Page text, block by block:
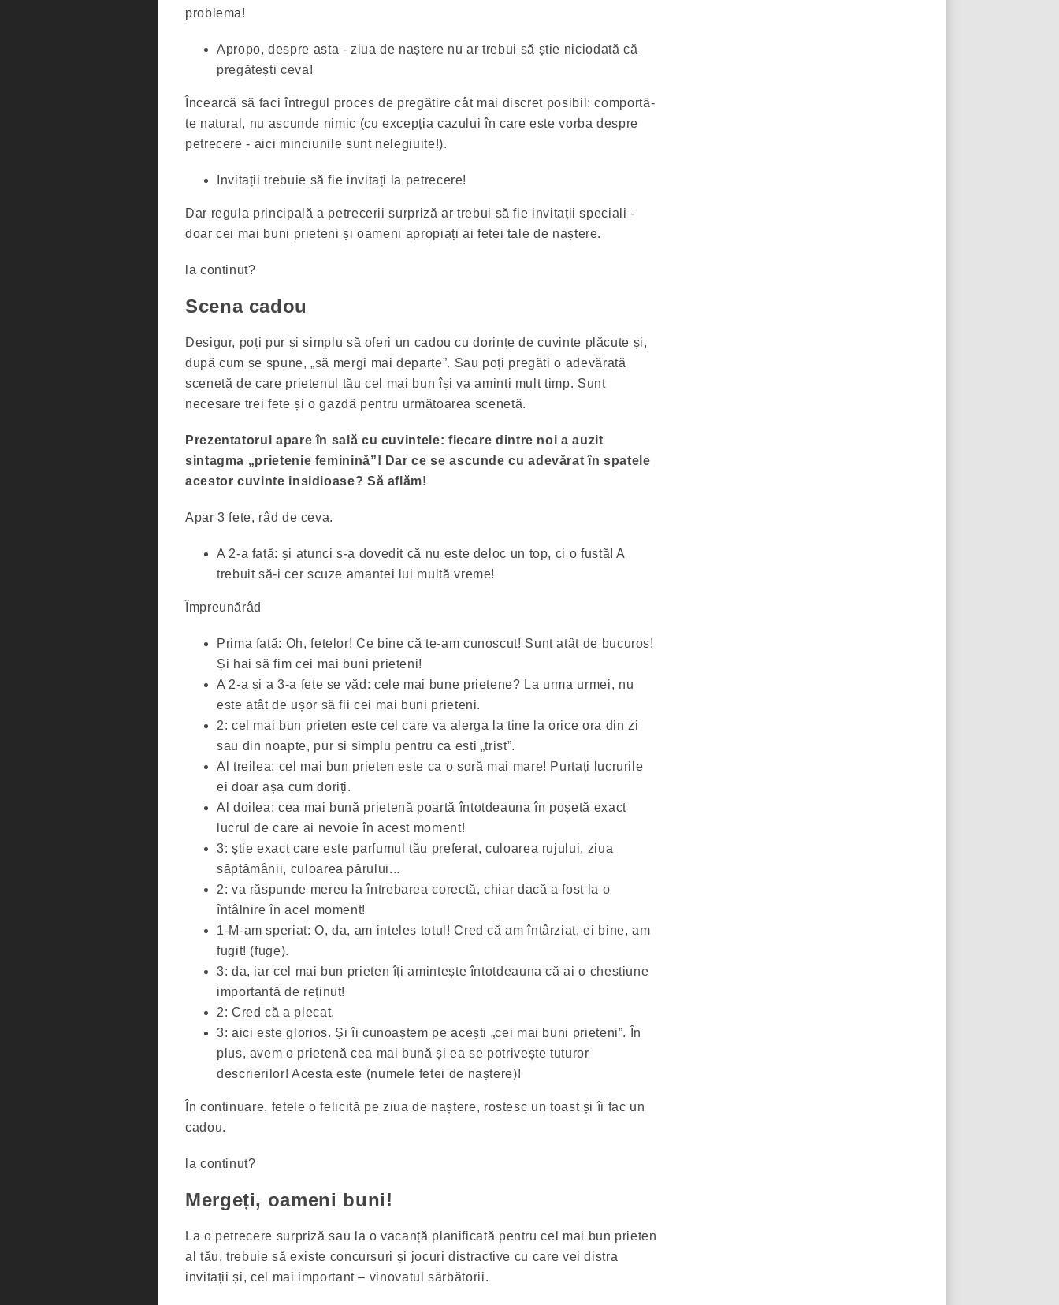
problema!
Apropo, despre asta - ziua de naștere nu ar trebui să știe niciodată că
pregătești ceva!
Încearcă să faci întregul proces de pregătire cât mai discret posibil: comportă-
te natural, nu ascunde nimic (cu excepția cazului în care este vorba despre
petrecere - aici minciunile sunt nelegiuite!).
Invitații trebuie să fie invitați la petrecere!
Dar regula principală a petrecerii surpriză ar trebui să fie invitații speciali -
doar cei mai buni prieteni și oameni apropiați ai fetei tale de naștere.
la continut?
Scena cadou
Desigur, poți pur și simplu să oferi un cadou cu dorințe de cuvinte plăcute și,
după cum se spune, „să mergi mai departe”. Sau poți pregăti o adevărată
scenetă de care prietenul tău cel mai bun își va aminti mult timp. Sunt
necesare trei fete și o gazdă pentru următoarea scenetă.
Prezentatorul apare în sală cu cuvintele: fiecare dintre noi a auzit
sintagma „prietenie feminină”! Dar ce se ascunde cu adevărat în spatele
acestor cuvinte insidioase? Să aflăm!
Apar 3 fete, râd de ceva.
A 2-a fată: și atunci s-a dovedit că nu este deloc un top, ci o fustă! A
trebuit să-i cer scuze amantei lui multă vreme!
Împreunărâd
Prima fată: Oh, fetelor! Ce bine că te-am cunoscut! Sunt atât de bucuros!
Și hai să fim cei mai buni prieteni!
A 2-a și a 3-a fete se văd: cele mai bune prietene? La urma urmei, nu
este atât de ușor să fii cei mai buni prieteni.
2: cel mai bun prieten este cel care va alerga la tine la orice ora din zi
sau din noapte, pur si simplu pentru ca esti „trist”.
Al treilea: cel mai bun prieten este ca o soră mai mare! Purtați lucrurile
ei doar așa cum doriți.
Al doilea: cea mai bună prietenă poartă întotdeauna în poșetă exact
lucrul de care ai nevoie în acest moment!
3: știe exact care este parfumul tău preferat, culoarea rujului, ziua
săptămânii, culoarea părului...
2: va răspunde mereu la întrebarea corectă, chiar dacă a fost la o
întâlnire în acel moment!
1-M-am speriat: O, da, am inteles totul! Cred că am întârziat, ei bine, am
fugit! (fuge).
3: da, iar cel mai bun prieten îți amintește întotdeauna că ai o chestiune
importantă de reținut!
2: Cred că a plecat.
3: aici este glorios. Și îi cunoaștem pe acești „cei mai buni prieteni”. În
plus, avem o prietenă cea mai bună și ea se potrivește tuturor
descrierilor! Acesta este (numele fetei de naștere)!
În continuare, fetele o felicită pe ziua de naștere, rostesc un toast și îi fac un
cadou.
la continut?
Mergeți, oameni buni!
La o petrecere surpriză sau la o vacanță planificată pentru cel mai bun prieten
al tău, trebuie să existe concursuri și jocuri distractive cu care vei distra
invitații și, cel mai important – vinovatul sărbătorii.